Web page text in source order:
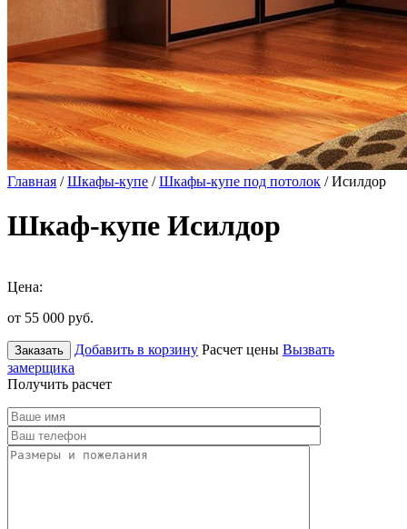
Главная /Шкафы-купе /Шкафы-купе под потолок / Исилдор
Шкаф-купе Исилдор
Цена:
от 55 000 руб.
Заказать Добавить в корзину Расчет цены Вызвать
замерщика
Получить расчет